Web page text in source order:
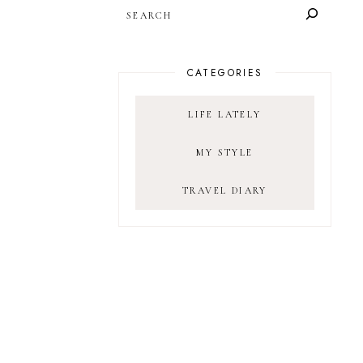
CATEGORIES
LIFE LATELY
MY STYLE
TRAVEL DIARY